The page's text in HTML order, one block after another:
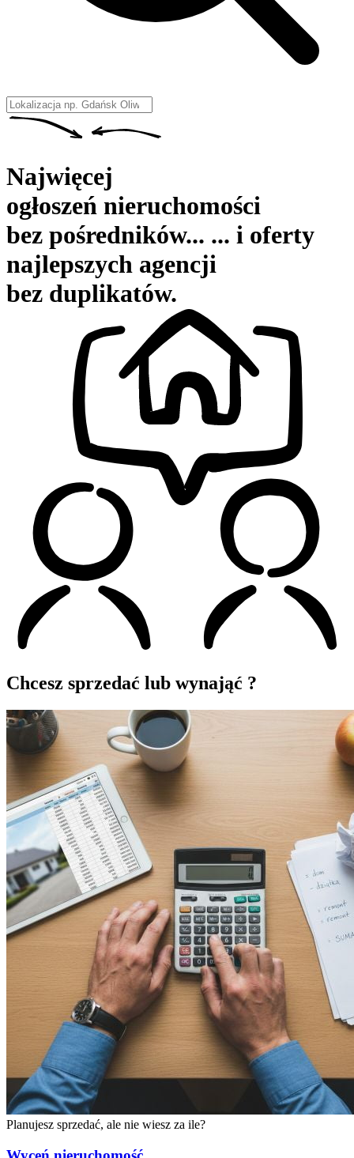
Najwięcej
ogłoszeń nieruchomości
bez pośredników... ... i oferty
najlepszych agencji
bez duplikatów.
Chcesz sprzedać lub wynająć ?
Planujesz sprzedać, ale nie wiesz za ile?